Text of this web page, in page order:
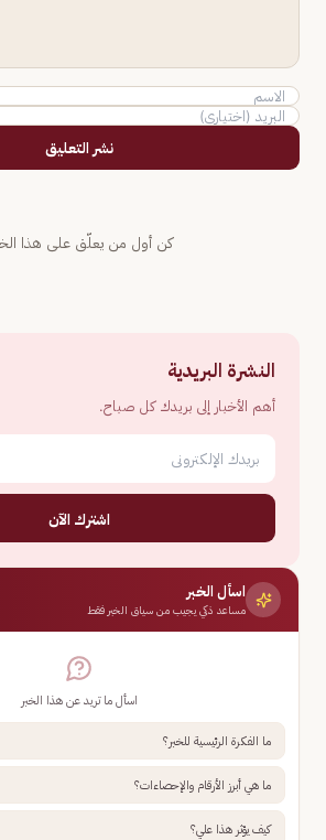
نشر التعليق
كن أول من يعلّق على هذا
النشرة البريدية
أهم الأخبار إلى بريدك كل صباح.
اشترك الآن
اسأل الخبر
مساعد ذكي يجيب من سياق الخبر فقط
اسأل ما تريد عن هذا الخبر
ما الفكرة الرئيسية للخبر؟
ما هي أبرز الأرقام والإحصاءات؟
كيف يؤثر هذا علي؟